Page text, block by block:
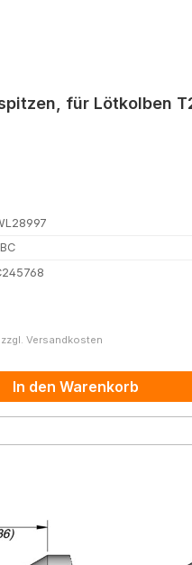
für Lötkolben
Versandkosten
In den Warenkorb